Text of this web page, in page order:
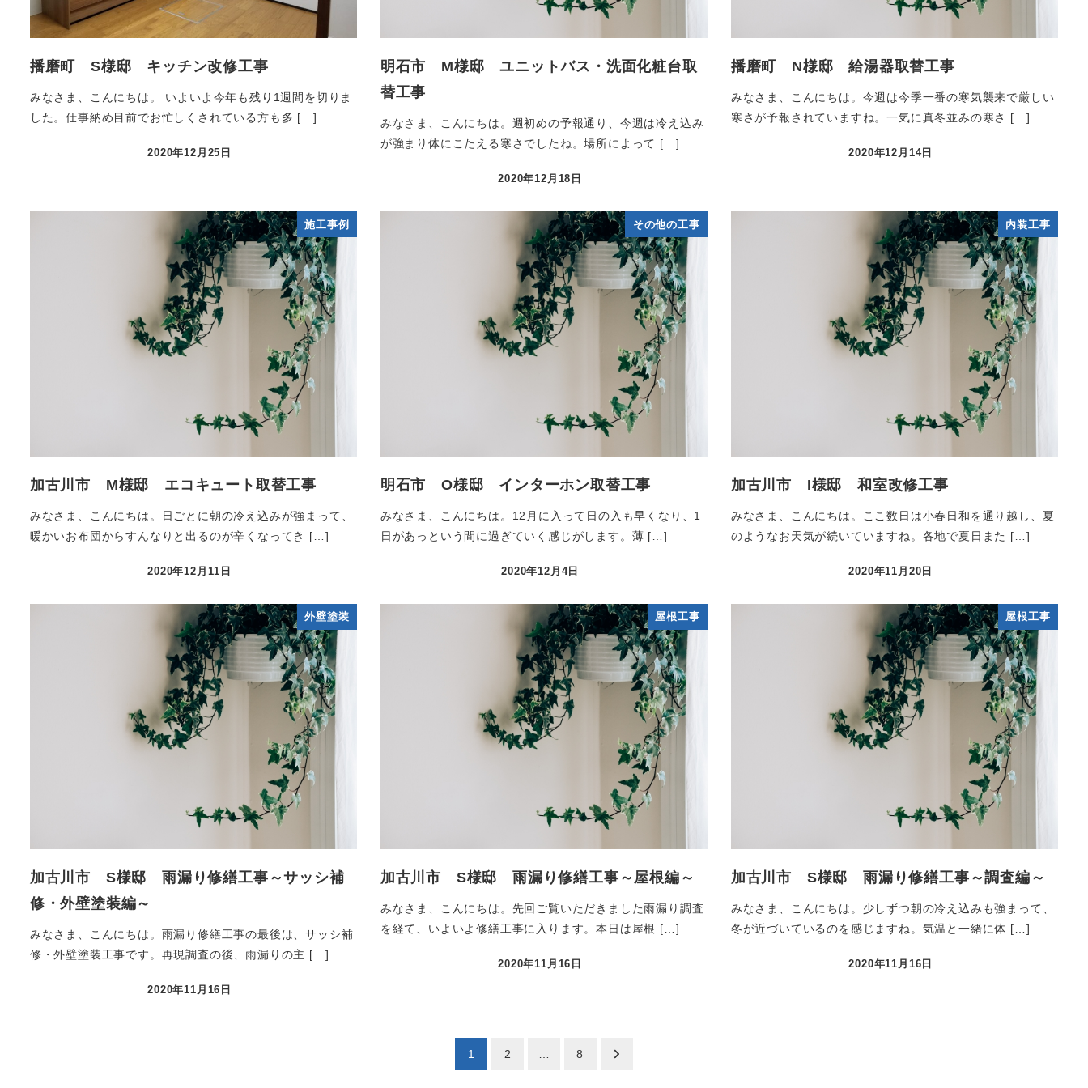
播磨町 S様邸 キッチン改修工事
みなさま、こんにちは。 いよいよ今年も残り1週間を切りま
した。仕事納め目前でお忙しくされている方も多 […]
2020年12月25日
明石市 M様邸 ユニットバス・洗面化粧台取
替工事
みなさま、こんにちは。週初めの予報通り、今週は冷え込み
が強まり体にこたえる寒さでしたね。場所によって […]
2020年12月18日
播磨町 N様邸 給湯器取替工事
みなさま、こんにちは。今週は今季一番の寒気襲来で厳しい
寒さが予報されていますね。一気に真冬並みの寒さ […]
2020年12月14日
施工事例
加古川市 M様邸 エコキュート取替工事
みなさま、こんにちは。日ごとに朝の冷え込みが強まって、
暖かいお布団からすんなりと出るのが辛くなってき […]
2020年12月11日
その他の工事
明石市 O様邸 インターホン取替工事
みなさま、こんにちは。12月に入って日の入も早くなり、1
日があっという間に過ぎていく感じがします。薄 […]
2020年12月4日
内装工事
加古川市 I様邸 和室改修工事
みなさま、こんにちは。ここ数日は小春日和を通り越し、夏
のようなお天気が続いていますね。各地で夏日また […]
2020年11月20日
外壁塗装
加古川市 S様邸 雨漏り修繕工事～サッシ補
修・外壁塗装編～
みなさま、こんにちは。雨漏り修繕工事の最後は、サッシ補
修・外壁塗装工事です。再現調査の後、雨漏りの主 […]
2020年11月16日
屋根工事
加古川市 S様邸 雨漏り修繕工事～屋根編～
みなさま、こんにちは。先回ご覧いただきました雨漏り調査
を経て、いよいよ修繕工事に入ります。本日は屋根 […]
2020年11月16日
屋根工事
加古川市 S様邸 雨漏り修繕工事～調査編～
みなさま、こんにちは。少しずつ朝の冷え込みも強まって、
冬が近づいているのを感じますね。気温と一緒に体 […]
2020年11月16日
1 2 8